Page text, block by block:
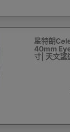
星特朗
40mm
寸| 天文望